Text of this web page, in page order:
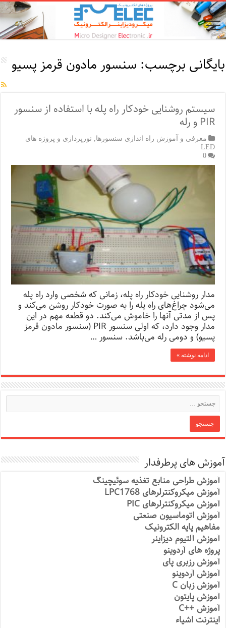
بایگانی برچسب: سنسور مادون قرمز پسیو
سیستم روشنایی خودکار راه پله با استفاده از سنسور
PIR و رله
معرفی و آموزش راه اندازی سنسورها
نورپردازی و پروژه های
LED
0
مدار روشنایی خودکار راه پله، زمانی که شخصی وارد راه پله
می‌شود چراغ‌های راه پله را به صورت خودکار روشن می‌کند و
پس از مدتی آنها را خاموش می‌کند. دو قطعه مهم در این
مدار وجود دارد، که اولی سنسور PIR (سنسور مادون قرمز
پسیو) و دومی ‌رله می‌باشد. سنسور …
ادامه نوشته »
آموزش های پرطرفدار
آموزش طراحی منابع تغذیه سوئیچینگ
آموزش میکروکنترلرهای LPC1768
آموزش میکروکنترلرهای PIC
آموزش اتوماسیون صنعتی
مفاهیم پایه الکترونیک
آموزش آلتیوم دیزاینر
پروژه های آردوینو
آموزش رزبری پای
آموزش آردوینو
آموزش زبان C
آموزش پایتون
آموزش ++C
اینترنت اشیاء